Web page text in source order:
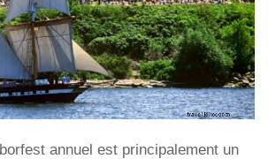
annuel est principalement un